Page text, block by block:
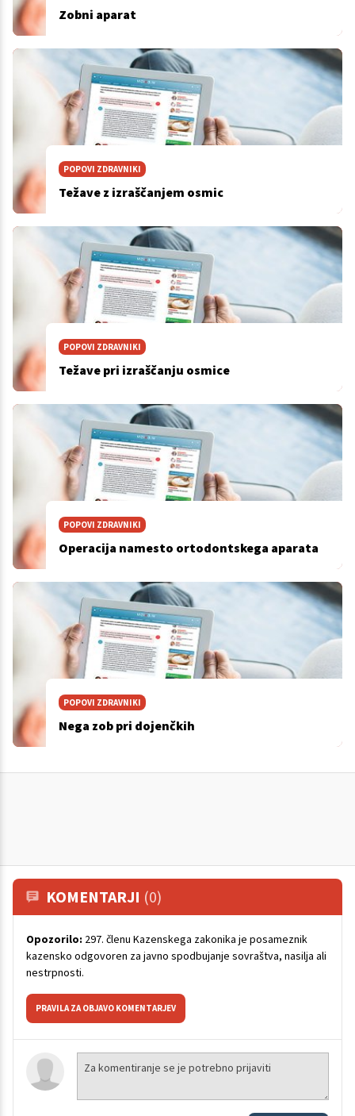
Zobni aparat
POPOVI ZDRAVNIKI
Težave z izraščanjem osmic
POPOVI ZDRAVNIKI
Težave pri izraščanju osmice
POPOVI ZDRAVNIKI
Operacija namesto ortodontskega aparata
POPOVI ZDRAVNIKI
Nega zob pri dojenčkih
KOMENTARJI (0)
Opozorilo: 297. členu Kazenskega zakonika je posameznik
kazensko odgovoren za javno spodbujanje sovraštva, nasilja ali
nestrpnosti.
PRAVILA ZA OBJAVO KOMENTARJEV